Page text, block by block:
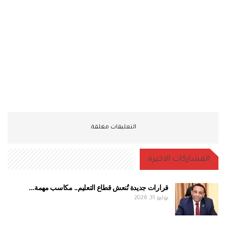
التعليقات مغلقة.
المشاركات الاخيرة
قرارات جديدة تُنعش قطاع التعليم.. مكاسب مهمة…
يوليو 31, 2026